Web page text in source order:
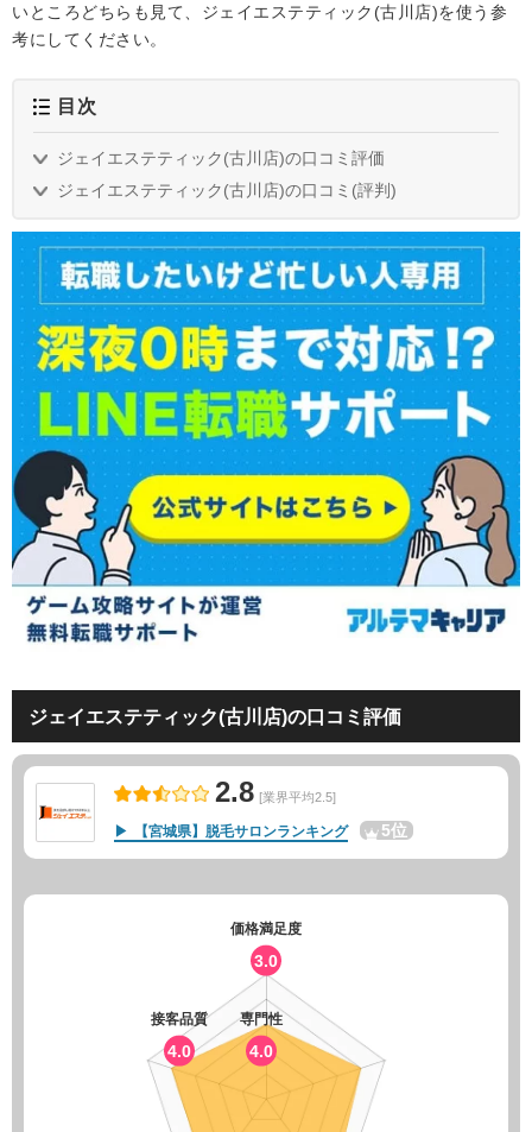
いところどちらも見て、ジェイエステティック(古川店)を使う参
考にしてください。
目次
ジェイエステティック(古川店)の口コミ評価
ジェイエステティック(古川店)の口コミ(評判)
ジェイエステティック(古川店)の口コミ評価
2.8 [業界平均2.5]
【宮城県】脱毛サロンランキング 5位
価格満足度
3.0
専門性
4.0
接客品質
4.0